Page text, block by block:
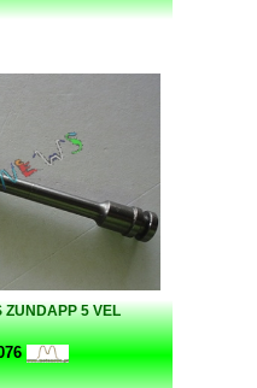
ZUNDAPP 5 VEL